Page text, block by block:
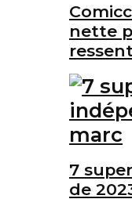
nette
7
de